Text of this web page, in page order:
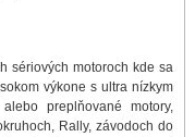
sériových motoroch kde sa
výkone s ultra nízkym
preplňované motory,
Rally, závodoch do